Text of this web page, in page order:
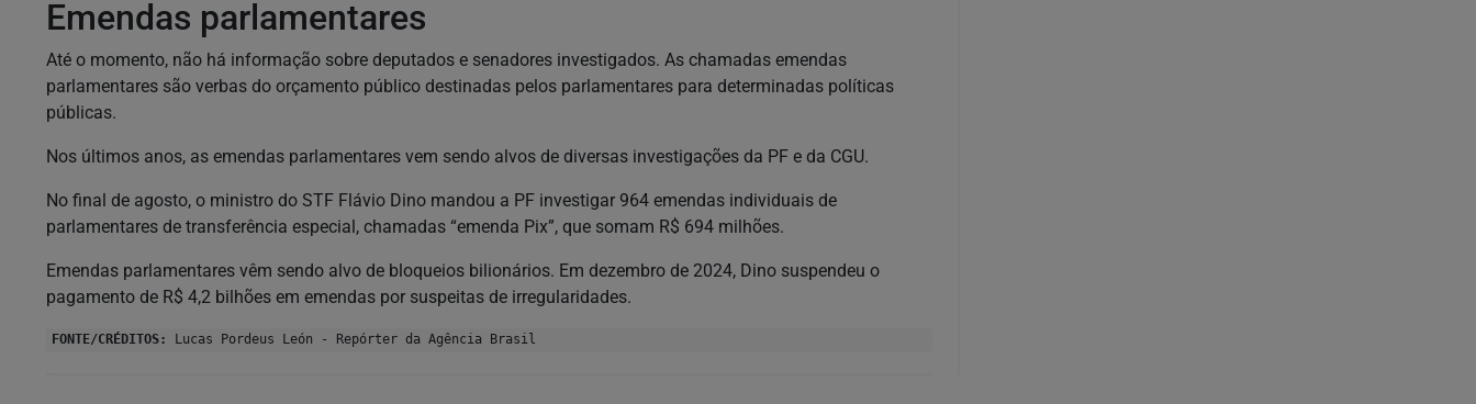
Emendas parlamentares
Até o momento, não há informação sobre deputados e senadores investigados. As chamadas emendas
parlamentares são verbas do orçamento público destinadas pelos parlamentares para determinadas políticas
públicas.
Nos últimos anos, as emendas parlamentares vem sendo alvos de diversas investigações da PF e da CGU.
No final de agosto, o ministro do STF Flávio Dino mandou a PF investigar 964 emendas individuais de
parlamentares de transferência especial, chamadas “emenda Pix”, que somam R$ 694 milhões.
Emendas parlamentares vêm sendo alvo de bloqueios bilionários. Em dezembro de 2024, Dino suspendeu o
pagamento de R$ 4,2 bilhões em emendas por suspeitas de irregularidades.
FONTE/CRÉDITOS: Lucas Pordeus León - Repórter da Agência Brasil